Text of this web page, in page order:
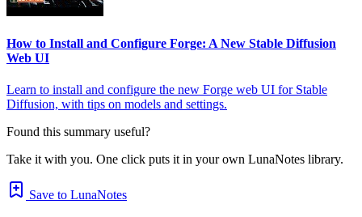
How to Install and Configure Forge: A New Stable Diffusion
Web UI
Learn to install and configure the new Forge web UI for Stable
Diffusion, with tips on models and settings.
Found this summary useful?
Take it with you. One click puts it in your own LunaNotes library.
Save to LunaNotes